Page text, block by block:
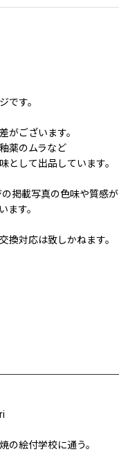
です。
がございます。
薬のムラなど
として出品しています。
掲載写真の色味や質感が
ます。
対応は致しかねます。
の絵付学校に通う。